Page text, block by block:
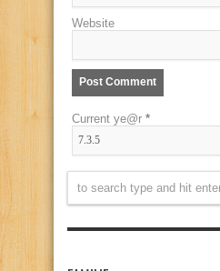
Website
Current ye@r *